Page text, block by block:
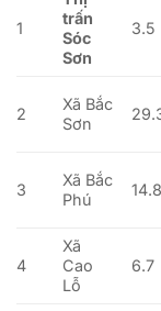
1
trấn
Sóc
Sơn
3.5
2
Xã Bắc
Sơn
3
Xã Bắc
Phú
14.8
4
Xã
Cao
Lỗ
6.7